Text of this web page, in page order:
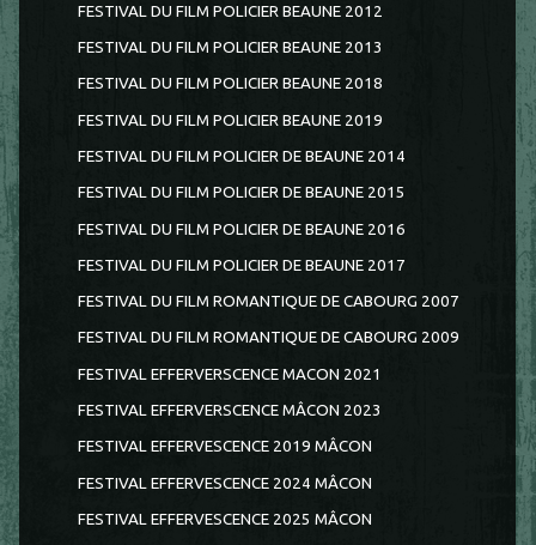
FESTIVAL DU FILM POLICIER BEAUNE 2012
FESTIVAL DU FILM POLICIER BEAUNE 2013
FESTIVAL DU FILM POLICIER BEAUNE 2018
FESTIVAL DU FILM POLICIER BEAUNE 2019
FESTIVAL DU FILM POLICIER DE BEAUNE 2014
FESTIVAL DU FILM POLICIER DE BEAUNE 2015
FESTIVAL DU FILM POLICIER DE BEAUNE 2016
FESTIVAL DU FILM POLICIER DE BEAUNE 2017
FESTIVAL DU FILM ROMANTIQUE DE CABOURG 2007
FESTIVAL DU FILM ROMANTIQUE DE CABOURG 2009
FESTIVAL EFFERVERSCENCE MACON 2021
FESTIVAL EFFERVERSCENCE MÂCON 2023
FESTIVAL EFFERVESCENCE 2019 MÂCON
FESTIVAL EFFERVESCENCE 2024 MÂCON
FESTIVAL EFFERVESCENCE 2025 MÂCON